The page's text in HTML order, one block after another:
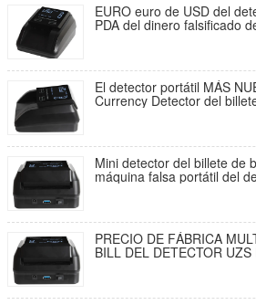
EURO euro de USD del
PDA del dinero falsificado
El detector portátil MÁS
Currency Detector del
NOTAS de la
Mini detector del billete de
máquina falsa portátil del
falsificado de la cuenta de
PRECIO DE FÁBRICA
BILL DEL DETECTOR
EUR 4 DE LA
DEL PANEL TÁCTIL